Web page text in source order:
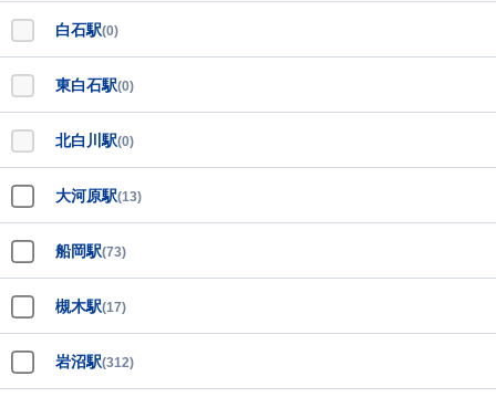
白石駅(0)
東白石駅(0)
北白川駅(0)
大河原駅(13)
船岡駅(73)
槻木駅(17)
岩沼駅(312)